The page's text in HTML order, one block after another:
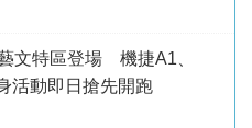
文特區登場 機捷A1、
活動即日搶先開跑